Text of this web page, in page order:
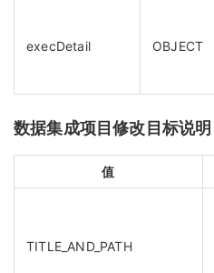
execDetail OBJECT
数据集成项目修改目标说明
值
TITLE_AND_PATH